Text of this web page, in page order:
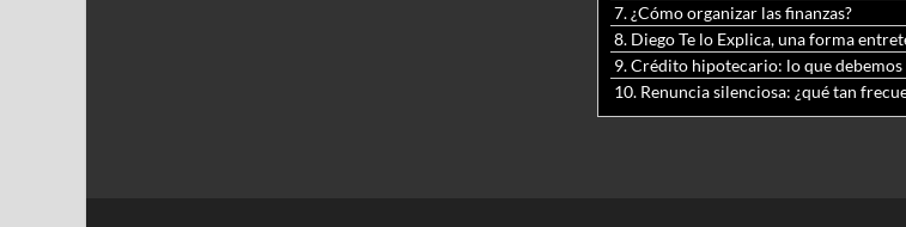
7. ¿Cómo organizar las finanzas?